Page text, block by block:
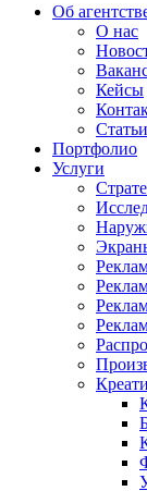
Об
О нас
Кейсы
Статьи
Портфолио
Услуги